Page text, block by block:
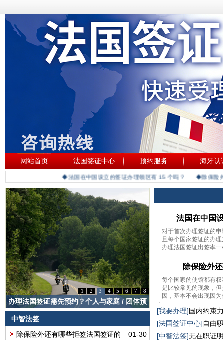
网站首页 法国签证中心 预约服务 海牙认
◆法国在中国设立的签证办理领区有 15 个吗？ ◆除保险外
1 2 3 4 5 6 7 8
办理法国签证需先预约？个人与家庭 / 团体预
中智法签
01-30
除保险外还有哪些拒签法国签证的
法国在中国
对于首次办理签证的
且每个国家签证的办
办理法国签证出签率
除保险外
每个国家的使馆都有
是比较常见的现象，
因，基本不会出现因
[我要办理]国内约束
[法国签证中心]自由
吗？
[中智法签]无在职证